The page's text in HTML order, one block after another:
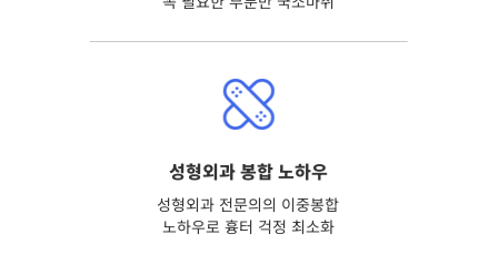
성형외과 봉합 노하우
성형외과 전문의의 이중봉합
노하우로 흉터 걱정 최소화